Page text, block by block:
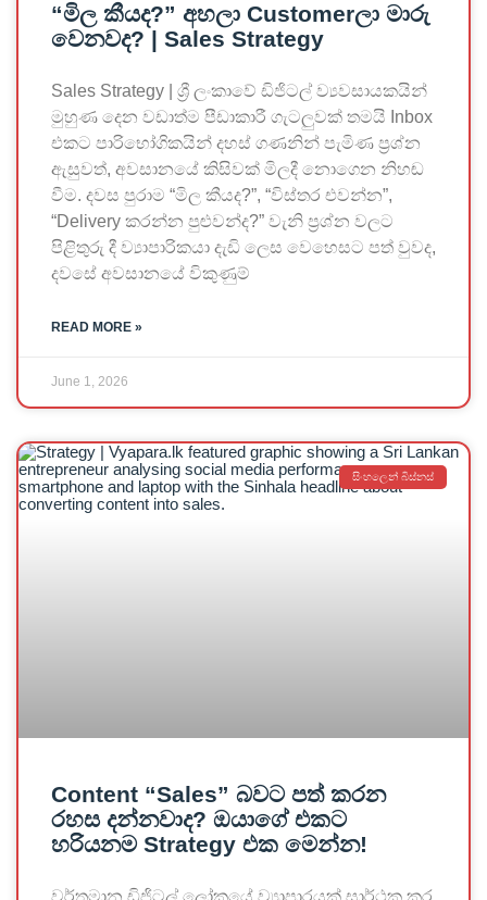
“මිල කීයද?” අහලා Customerලා මාරු
වෙනවද? | Sales Strategy
Sales Strategy | ශ්‍රී ලංකාවේ ඩිජිටල් ව්‍යවසායකයින්
මුහුණ දෙන වඩාත්ම පීඩාකාරී ගැටලුවක් තමයි Inbox
එකට පාරිභෝගිකයින් දහස් ගණනින් පැමිණ ප්‍රශ්න
ඇසුවත්, අවසානයේ කිසිවක් මිලදී නොගෙන නිහඬ
වීම. දවස පුරාම “මිල කීයද?”, “විස්තර එවන්න”,
“Delivery කරන්න පුළුවන්ද?” වැනි ප්‍රශ්න වලට
පිළිතුරු දී ව්‍යාපාරිකයා දැඩි ලෙස වෙහෙසට පත් වුවද,
දවසේ අවසානයේ විකුණුම්
READ MORE »
June 1, 2026
සිංහලෙන් බිස්නස්
Content “Sales” බවට පත් කරන
රහස දන්නවාද? ඔයාගේ එකට
හරියනම Strategy එක මෙන්න!
වර්තමාන ඩිජිටල් ලෝකයේ ව්‍යාපාරයක් සාර්ථක කර